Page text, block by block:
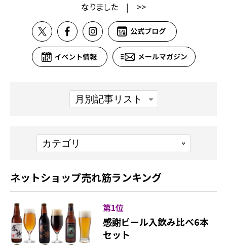
なりました | >>
ネットショップ売れ筋ランキング
第1位
感謝ビール入飲み比べ6本
セット